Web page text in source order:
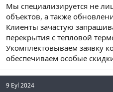
Мы специализируется не
объектов, а также
Клиенты зачастую
перекрытия с тепловой
Укомплектовываем заявку
обеспечиваем особые
9 Eyl 2024